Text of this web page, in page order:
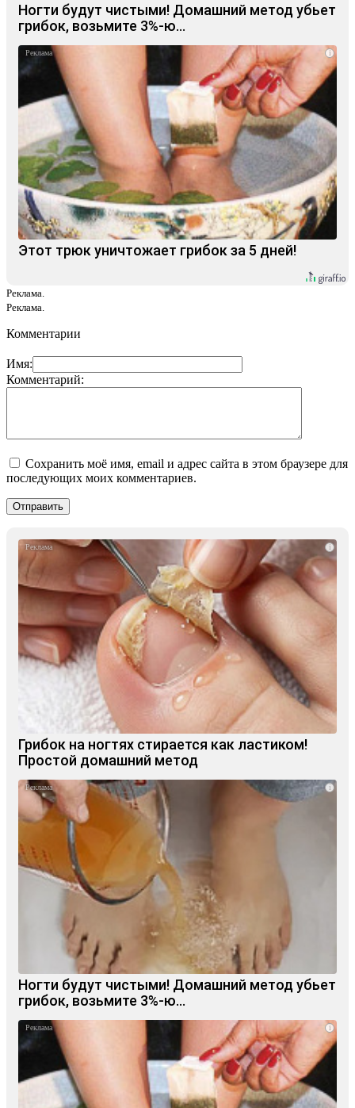
Ногти будут чистыми! Домашний метод убьет
грибок, возьмите 3%-ю…
i
Этот трюк уничтожает грибок за 5 дней!
Реклама.
Реклама.
Комментарии
Имя:
Комментарий:
Сохранить моё имя, email и адрес сайта в этом браузере для
последующих моих комментариев.
i
Грибок на ногтях стирается как ластиком!
Простой домашний метод
i
Ногти будут чистыми! Домашний метод убьет
грибок, возьмите 3%-ю…
i